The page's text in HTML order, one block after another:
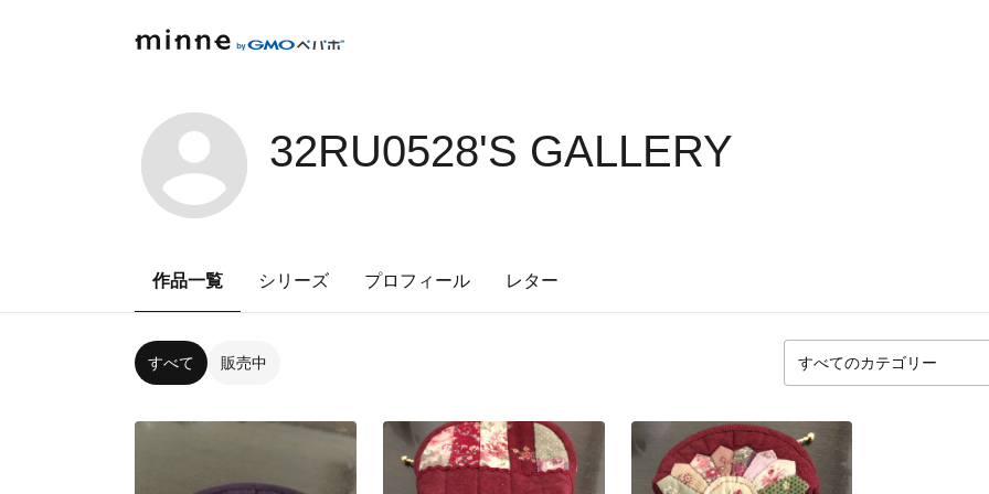
32RU0528'S GALLERY
作品一覧 シリーズ プロフィール レター
すべて 販売中